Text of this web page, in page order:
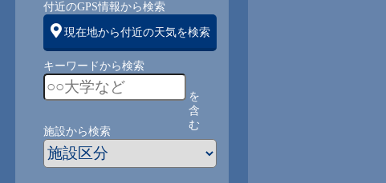
4 4
付近のGPS情報から検索
現在地から付近の天気を検索
キーワードから検索
を
含
む
施設から検索